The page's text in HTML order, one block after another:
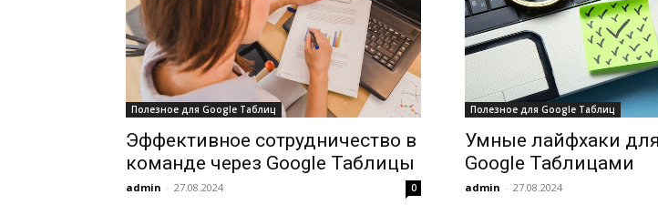
Полезное для Google Таблиц
Эффективное сотрудничество в
команде через Google Таблицы
admin - 27.08.2024 0
Полезное для Google Таблиц
Умные лайфхаки
Google Таблицами
admin - 27.08.2024